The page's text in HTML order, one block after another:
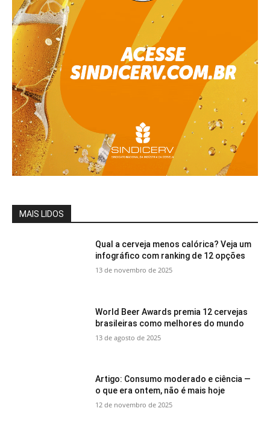
MAIS LIDOS
Qual a cerveja menos calórica? Veja um
infográfico com ranking de 12 opções
13 de novembro de 2025
World Beer Awards premia 12 cervejas
brasileiras como melhores do mundo
13 de agosto de 2025
Artigo: Consumo moderado e ciência —
o que era ontem, não é mais hoje
12 de novembro de 2025